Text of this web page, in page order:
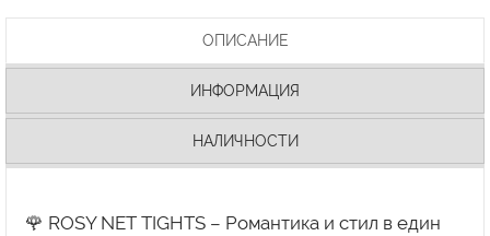
ОПИСАНИЕ
ИНФОРМАЦИЯ
НАЛИЧНОСТИ
🌹 ROSY NET TIGHTS – Романтика и стил в един